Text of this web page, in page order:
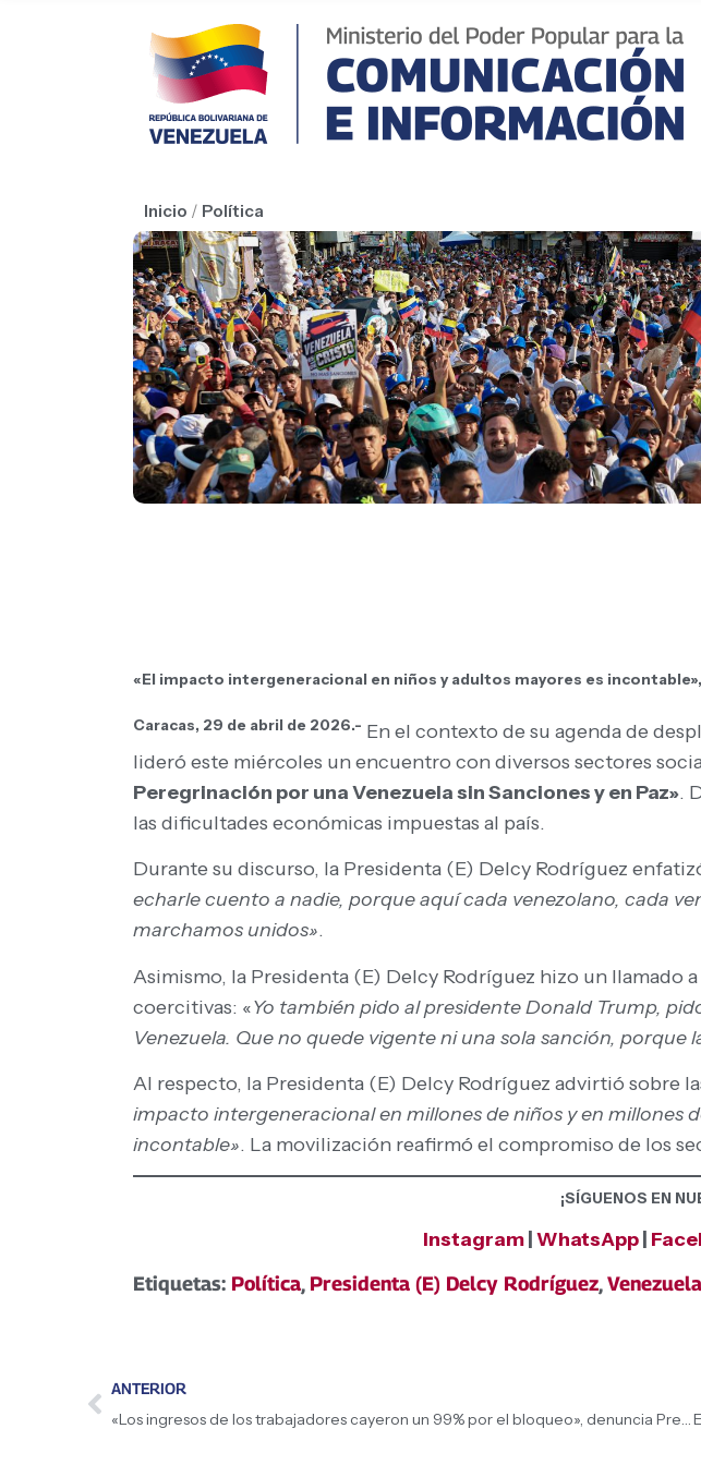
Inicio / Política
«El impacto intergeneracional en niños y adultos mayores es
Caracas, 29 de abril de 2026.- En el contexto de su agenda de
lideró este miércoles un encuentro con diversos sectores
Peregrinación por una Venezuela sin Sanciones y en Paz».
las dificultades económicas impuestas al país.
Durante su discurso, la Presidenta (E) Delcy Rodríguez
echarle cuento a nadie, porque aquí cada venezolano, cada
marchamos unidos».
Asimismo, la Presidenta (E) Delcy Rodríguez hizo un llamado
coercitivas: «Yo también pido al presidente Donald Trump,
Venezuela. Que no quede vigente ni una sola sanción, porque
Al respecto, la Presidenta (E) Delcy Rodríguez advirtió sobre
impacto intergeneracional en millones de niños y en millones
incontable». La movilización reafirmó el compromiso de los
¡SÍGUENOS EN
Instagram WhatsApp
Etiquetas: Política, Presidenta (E) Delcy Rodríguez,Venezuela
ANTERIOR
«Los ingresos de los trabajadores cayeron un 99% por el bloqueo», denuncia Presidenta (E) Delcy Rodríguez